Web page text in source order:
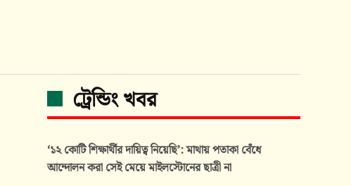
ট্রেন্ডিং খবর
‘১২ কোটি শিক্ষার্থীর দায়িত্ব নিয়েছি’: মাথায় পতাকা বেঁধে
আন্দোলন করা সেই মেয়ে মাইলস্টোনের ছাত্রী না